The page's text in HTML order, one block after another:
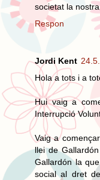
societat la
Respon
Jordi Kent
Hola a tots i a
Hui vaig a
Interrupció
Vaig a
llei de
Gallardón la
social al dret